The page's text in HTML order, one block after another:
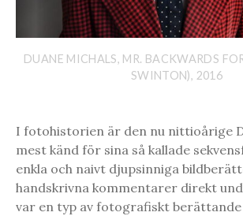
DUANE MICHALS, MR. BACKWARDS
SWINTON), 2016
I fotohistorien är den nu nittioårige
mest känd för sina så kallade
enkla och naivt djupsinniga
handskrivna kommentarer direkt
var en typ av fotografiskt berättande